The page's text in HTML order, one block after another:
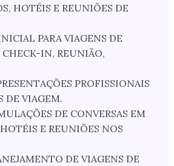
HOTÉIS E REUNIÕES DE
PARA VIAGENS DE
CHECK-IN, REUNIÃO,
PROFISSIONAIS
DE VIAGEM.
DE CONVERSAS EM
E REUNIÕES NOS
DE VIAGENS DE